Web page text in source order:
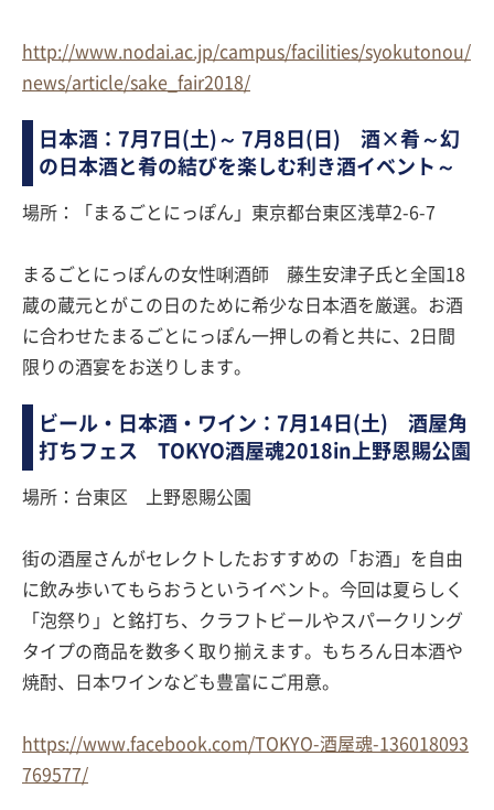
http://www.nodai.ac.jp/campus/facilities/syokutonou/
news/article/sake_fair2018/
日本酒：7月7日(土)～ 7月8日(日) 酒×肴～幻
の日本酒と肴の結びを楽しむ利き酒イベント～
場所：「まるごとにっぽん」東京都台東区浅草2-6-7
まるごとにっぽんの女性唎酒師 藤生安津子氏と全国18
蔵の蔵元とがこの日のために希少な日本酒を厳選。お酒
に合わせたまるごとにっぽん一押しの肴と共に、2日間
限りの酒宴をお送りします。
ビール・日本酒・ワイン：7月14日(土) 酒屋角
打ちフェス TOKYO酒屋魂2018in上野恩賜公園
場所：台東区 上野恩賜公園
街の酒屋さんがセレクトしたおすすめの「お酒」を自由
に飲み歩いてもらおうというイベント。今回は夏らしく
「泡祭り」と銘打ち、クラフトビールやスパークリング
タイプの商品を数多く取り揃えます。もちろん日本酒や
焼酎、日本ワインなども豊富にご用意。
https://www.facebook.com/TOKYO-酒屋魂-136018093
769577/